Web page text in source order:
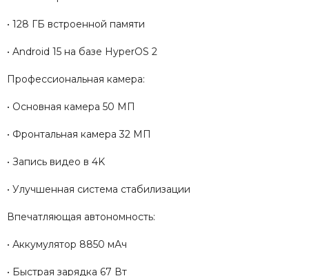
• 128 ГБ встроенной памяти
• Android 15 на базе HyperOS 2
Профессиональная камера:
• Основная камера 50 МП
• Фронтальная камера 32 МП
• Запись видео в 4K
• Улучшенная система стабилизации
Впечатляющая автономность:
• Аккумулятор 8850 мАч
• Быстрая зарядка 67 Вт